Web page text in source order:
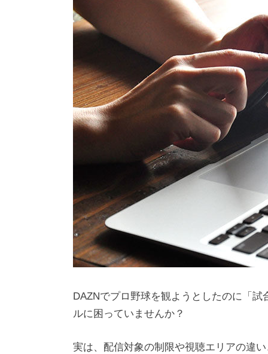
DAZNでプロ野球を観ようとしたのに「
ルに困っていませんか？
実は、配信対象の制限や視聴エリアの違